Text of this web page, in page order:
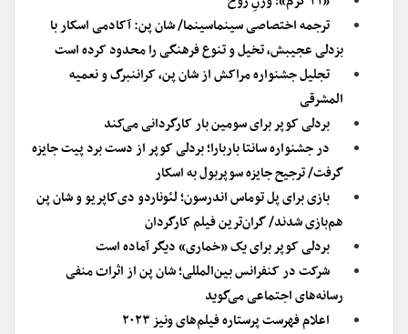
ترجمه اختصاصی سینماسینما/ شان پن: آکادمی اسکار با
بزدلی عجیبش، تخیل و تنوع فرهنگی را محدود کرده است
تجلیل جشنواره مراکش از شان پن، کراننبرگ و نعمیه
المشرقی
بردلی کوپر برای سومین بار کارگردانی می‌کند
در جشنواره سانتا باربارا؛ بردلی کوپر از دست برد پیت جایزه
گرفت/ ترجیح جایزه سوپربول به اسکار
بازی برای پل توماس اندرسون؛ لئوناردو دی‌کاپریو و شان پن
هم‌بازی شدند/ گران‌ترین فیلم کارگردان
بردلی کوپر برای یک «خماری» دیگر آماده است
شرکت در کنفرانس بین‌المللی؛ شان پن از اثرات منفی
رسانه‌های اجتماعی می‌گوید
اعلام فهرست پرستاره فیلم‌های ونیز ۲۰۲۳